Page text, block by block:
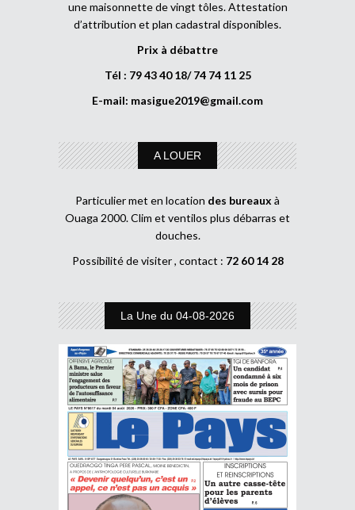
une maisonnette de vingt tôles. Attestation
d’attribution et plan cadastral disponibles.
Prix à débattre
Tél : 79 43 40 18/ 74 74 11 25
E-mail: masigue2019@gmail.com
A LOUER
Particulier met en location des bureaux à
Ouaga 2000. Clim et ventilos plus débarras et
douches.
Possibilité de visiter , contact : 72 60 14 28
La Une du 04-08-2026